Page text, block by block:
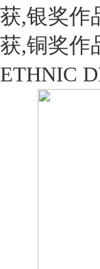
获,银奖作
获,铜奖作
ETHNIC